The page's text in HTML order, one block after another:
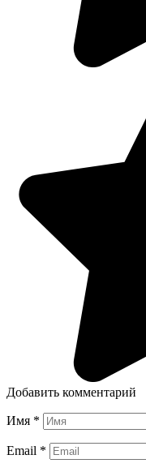
Добавить комментарий
Имя *
Email *